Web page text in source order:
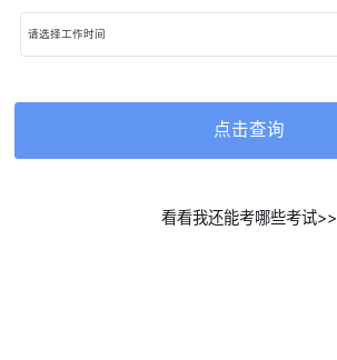
请选择工作时间
点击查询
看看我还能考哪些考试>>